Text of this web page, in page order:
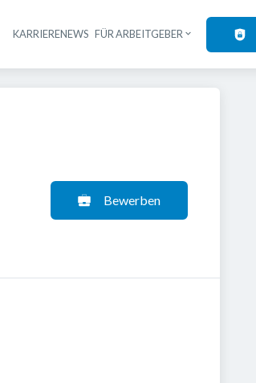
KARRIERENEWS FÜR ARBEITGEBER
Bewerben